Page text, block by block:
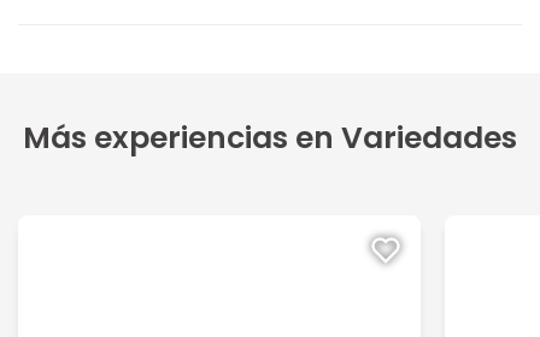
Más experiencias en Variedades